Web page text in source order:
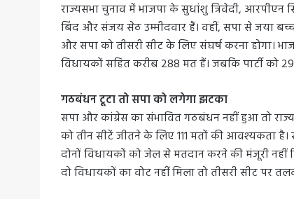
राज्यसभा चुनाव में भाजपा के सुधांशु त्रिवेदी,
बिंद और संजय सेठ उम्मीदवार हैं। वहीं, सपा से जया
और सपा को तीसरी सीट के लिए संघर्ष करना होगा।
विधायकों सहित करीब 288 मत हैं। जबकि पार्टी को
गठबंधन टूटा तो सपा को लगेगा झटका
सपा और कांग्रेस का संभावित गठबंधन नहीं हुआ तो
को तीन सीटें जीतने के लिए 111 मतों की आवश्यकता
दोनों विधायकों को जेल से मतदान करने की मंजूरी नहीं
दो विधायकों का वोट नहीं मिला तो तीसरी सीट पर